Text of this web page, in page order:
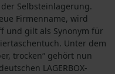
der Selbsteinlagerung.
Firmenname, wird
und gilt als Synonym für
Unter dem
trocken“ gehört nun
LAGERBOX-